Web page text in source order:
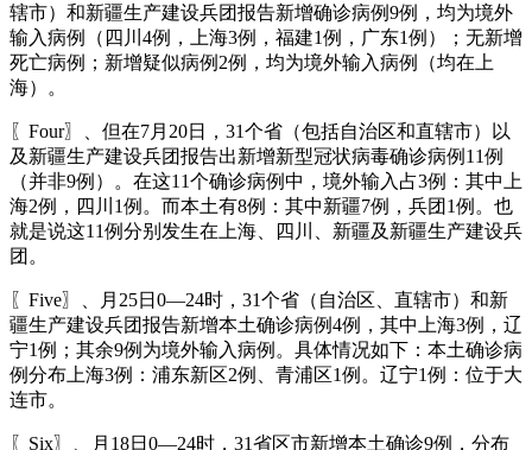
辖市）和新疆生产建设兵团报告新增确诊病例9例，均为境外
输入病例（四川4例，上海3例，福建1例，广东1例）；无新增
死亡病例；新增疑似病例2例，均为境外输入病例（均在上
海）。
〖Four〗、但在7月20日，31个省（包括自治区和直辖市）以
及新疆生产建设兵团报告出新增新型冠状病毒确诊病例11例
（并非9例）。在这11个确诊病例中，境外输入占3例：其中上
海2例，四川1例。而本土有8例：其中新疆7例，兵团1例。也
就是说这11例分别发生在上海、四川、新疆及新疆生产建设兵
团。
〖Five〗、月25日0—24时，31个省（自治区、直辖市）和新
疆生产建设兵团报告新增本土确诊病例4例，其中上海3例，辽
宁1例；其余9例为境外输入病例。具体情况如下：本土确诊病
例分布上海3例：浦东新区2例、青浦区1例。辽宁1例：位于大
连市。
〖Six〗、月18日0—24时，31省区市新增本土确诊9例，分布